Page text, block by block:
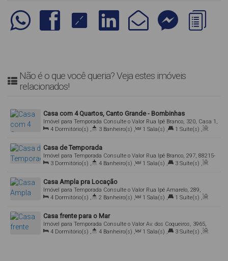
Não é o que você queria? Veja estes imóveis
relacionados!
Casa com 4 Quartos, Canto Grande - Bombinhas
Consulte o Valor
Imóvel para Temporada
Rua Ipê Branco, 320, Casa 1,
Canto Grande, Bombinhas, Santa Catarina, Brasil
4 Dormitório(s) , 3 Banheiro(s) , 1 Sala(s) , 1 Suíte(s) ,
Casa de Temporada
Consulte o Valor
Imóvel para Temporada
Rua Ipê Branco, 297, 88215-
000, Canto Grande, Bombinhas, Santa Catarina, Brasil
3 Dormitório(s) , 4 Banheiro(s) , 1 Sala(s) , 3 Suíte(s) ,
Casa Ampla pra Locação
Consulte o Valor
Imóvel para Temporada
Rua Ipê Amarelo, 289,
88215-000, Canto Grande, Bombinhas, Santa Catarina, Brasil
4 Dormitório(s) , 2 Banheiro(s) , 1 Sala(s) , 1 Suíte(s) ,
Casa frente para o Mar
Consulte o Valor
Imóvel para Temporada
Av. dos Coqueiros, 3965,
88215-000, Canto Grande, Bombinhas, Santa Catarina, Brasil
4 Dormitório(s) , 4 Banheiro(s) , 1 Sala(s) , 3 Suíte(s) ,